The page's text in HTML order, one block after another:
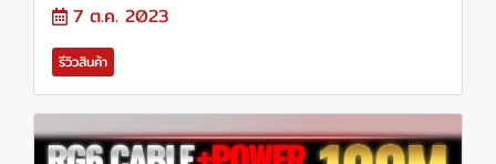
7 ต.ค. 2023
รีวิวสินค้า